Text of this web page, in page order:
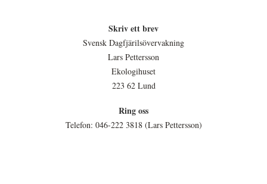
Skriv ett brev
Svensk Dagfjärilsövervakning
Lars Pettersson
Ekologihuset
223 62 Lund
Ring oss
Telefon: 046-222 3818 (Lars Pettersson)